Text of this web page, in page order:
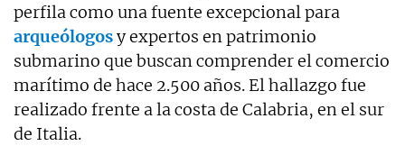
perfila como una fuente excepcional para
arqueólogosy expertos en patrimonio
submarino que buscan comprender el comercio
marítimo de hace 2.500 años. El hallazgo fue
realizado frente a la costa de Calabria, en el sur
de Italia.